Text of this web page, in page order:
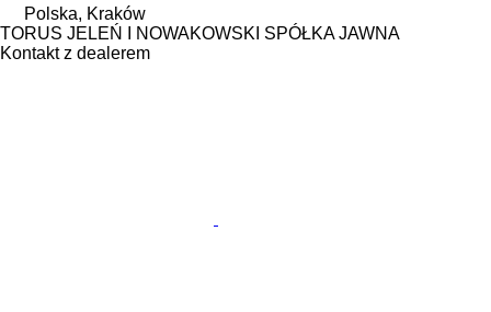
Polska, Kraków
TORUS JELEŃ I NOWAKOWSKI SPÓŁKA JAWNA
Kontakt z dealerem